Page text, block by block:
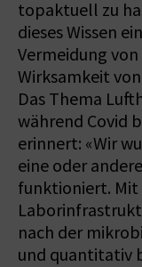
topaktuell zu
dieses Wissen
Vermeidung
Wirksamkeit
Das Thema
während Covid
erinnert: «Wir
eine oder
funktioniert. Mit
nach der
und quantitativ